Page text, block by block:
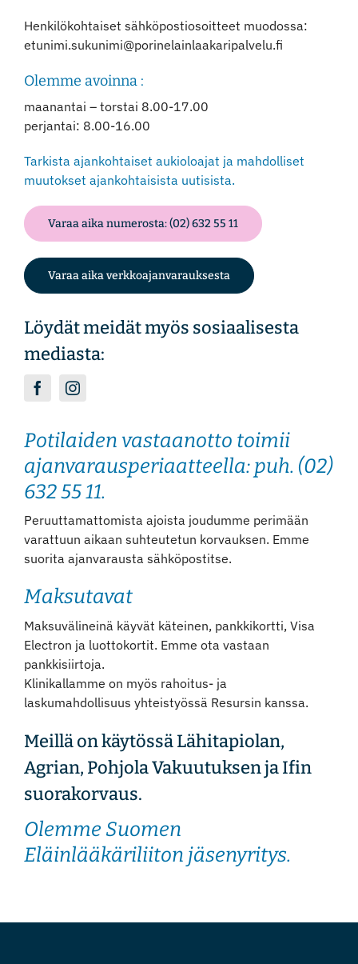
Henkilökohtaiset sähköpostiosoitteet muodossa:
etunimi.sukunimi@porinelainlaakaripalvelu.fi
Olemme avoinna :
maanantai – torstai 8.00-17.00
perjantai: 8.00-16.00
Tarkista ajankohtaiset aukioloajat ja mahdolliset
muutokset ajankohtaisista uutisista.
Varaa aika numerosta: (02) 632 55 11
Varaa aika verkkoajanvarauksesta
Löydät meidät myös sosiaalisesta
mediasta:
Potilaiden vastaanotto toimii
ajanvarausperiaatteella: puh. (02)
632 55 11.
Peruuttamattomista ajoista joudumme perimään
varattuun aikaan suhteutetun korvauksen. Emme
suorita ajanvarausta sähköpostitse.
Maksutavat
Maksuvälineinä käyvät käteinen, pankkikortti, Visa
Electron ja luottokortit. Emme ota vastaan
pankkisiirtoja.
Klinikallamme on myös rahoitus- ja
laskumahdollisuus yhteistyössä Resursin kanssa.
Meillä on käytössä Lähitapiolan,
Agrian, Pohjola Vakuutuksen ja Ifin
suorakorvaus.
Olemme Suomen
Eläinlääkäriliiton jäsenyritys.